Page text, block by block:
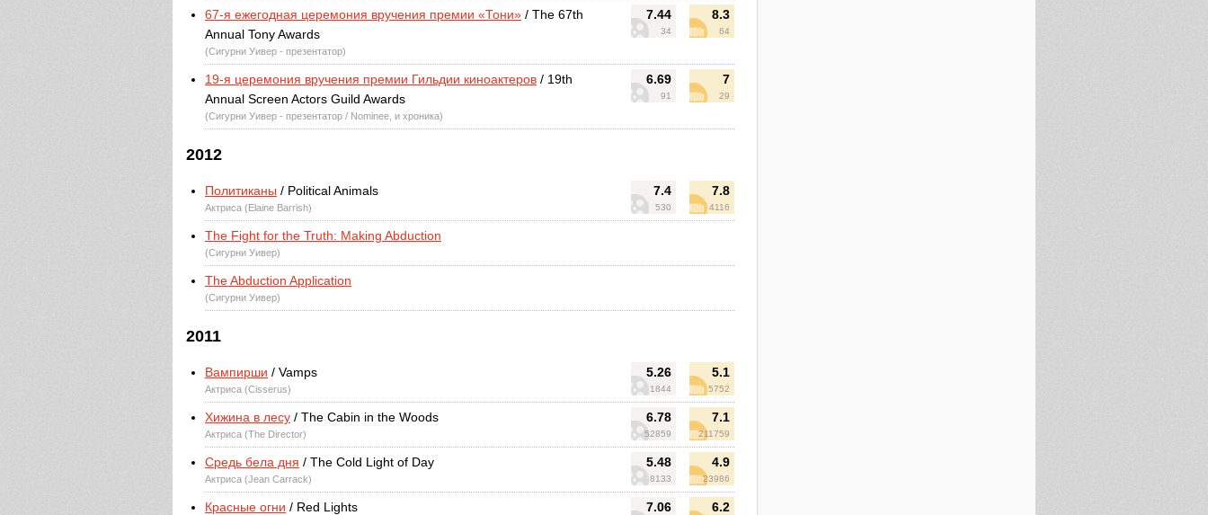
7.44
34
8.3
64
67-я ежегодная церемония вручения премии «Тони» / The 67th
Annual Tony Awards
(Сигурни Уивер - презентатор)
6.69
91
7
29
19-я церемония вручения премии Гильдии киноактеров / 19th
Annual Screen Actors Guild Awards
(Сигурни Уивер - презентатор / Nominee, и хроника)
2012
7.4
530
7.8
4116
Политиканы / Political Animals
Актриса (Elaine Barrish)
The Fight for the Truth: Making Abduction
(Сигурни Уивер)
The Abduction Application
(Сигурни Уивер)
2011
5.26
1844
5.1
5752
Вампирши / Vamps
Актриса (Cisserus)
6.78
52859
7.1
211759
Хижина в лесу / The Cabin in the Woods
Актриса (The Director)
5.48
8133
4.9
23986
Средь бела дня / The Cold Light of Day
Актриса (Jean Carrack)
7.06 6.2
Красные огни / Red Lights